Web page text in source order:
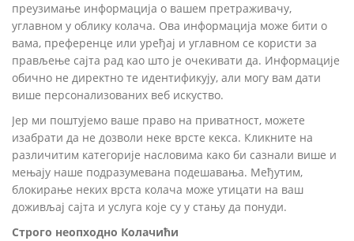
преузимање информација о вашем претраживачу,
углавном у облику колача. Ова информација може бити о
вама, преференце или уређај и углавном се користи за
прављење сајта рад као што је очекивати да. Информације
обично не директно те идентификују, али могу вам дати
више персонализованих веб искуство.
Јер ми поштујемо ваше право на приватност, можете
изабрати да не дозволи неке врсте кекса. Кликните на
различитим категорије насловима како би сазнали више и
мењају наше подразумевана подешавања. Међутим,
блокирање неких врста колача може утицати на ваш
доживљај сајта и услуга које су у стању да понуди.
Строго неопходно Колачићи